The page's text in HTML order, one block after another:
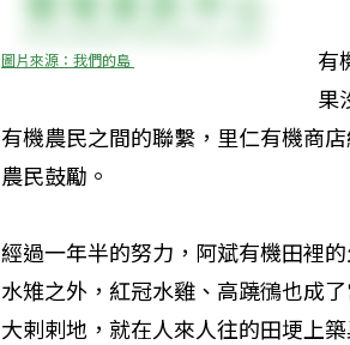
圖片來源：我們的島
有
果
有機農民之間的聯繫，里仁有機商
農民鼓勵。
經過一年半的努力，阿斌有機田裡
水雉之外，紅冠水雞、高蹺鴴也成
大剌剌地，就在人來人往的田埂上